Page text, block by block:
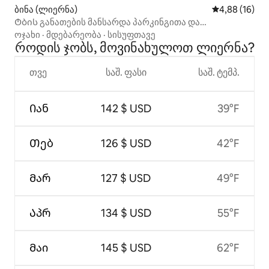
ბინა (ლიერნა) საშუალო
4,88 (16)
Ტბის განათების მანსარდა პარკინგითა და
ავტოფურგონით
ოჯახი · მდებარეობა · სისუფთავე
როდის ჯობს, მოვინახულოთ ლიერნა?
თვე
Იან
Თებ
Მარ
Აპრ
Მაი
საშ. ფასი
142 $ USD
126 $ USD
127 $ USD
134 $ USD
145 $ USD
საშ. ტემპ.
39°F
42°F
49°F
55°F
62°F